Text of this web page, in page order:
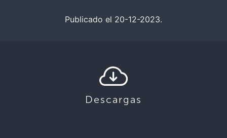
Publicado el 20-12-2023.
Descargas